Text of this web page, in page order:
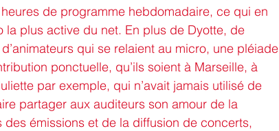
de programme hebdomadaire, ce qui en
la plus active du net. En plus de Dyotte, de
qui se relaient au micro, une pléiade
ponctuelle, qu’ils soient à Marseille, à
par exemple, qui n’avait jamais utilisé de
partager aux auditeurs son amour de la
émissions et de la diffusion de concerts,